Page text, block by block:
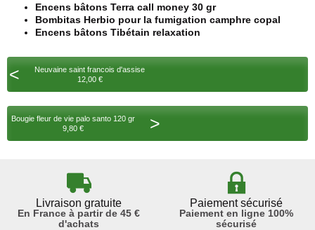
Encens bâtons Terra call money 30 gr
Bombitas Herbio pour la fumigation camphre copal
Encens bâtons Tibétain relaxation
<
Neuvaine saint francois d'assise
12,00 €
Bougie fleur de vie palo santo 120 gr
9,80 €
>
Livraison gratuite
En France à partir de 45 €
d'achats
Paiement sécurisé
Paiement en ligne 100%
sécurisé